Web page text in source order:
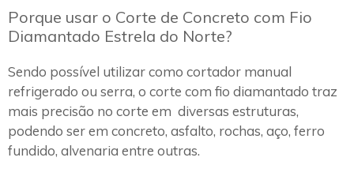
Porque usar o Corte de Concreto com Fio
Diamantado Estrela do Norte?
Sendo possível utilizar como cortador manual
refrigerado ou serra, o corte com fio diamantado traz
mais precisão no corte em diversas estruturas,
podendo ser em concreto, asfalto, rochas, aço, ferro
fundido, alvenaria entre outras.